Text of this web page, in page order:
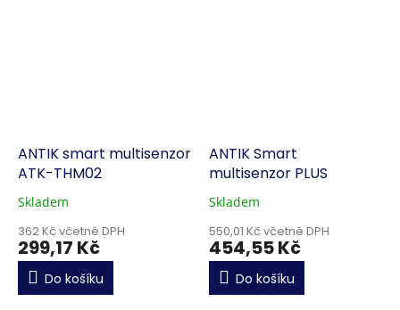
ANTIK smart multisenzor
ATK-THM02
Skladem
362 Kč včetně DPH
299,17 Kč
Do košíku
ANTIK Smart
multisenzor PLUS
Skladem
550,01 Kč včetně DPH
454,55 Kč
Do košíku